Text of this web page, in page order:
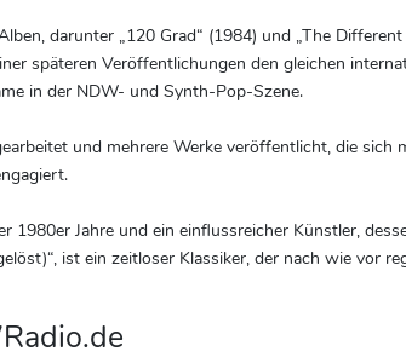
darunter „120 Grad“ (1984) und „The
späteren Veröffentlichungen den gleichen
in der NDW- und Synth-Pop-Szene.
und mehrere Werke veröffentlicht, die
Jahre und ein einflussreicher Künstler,
ist ein zeitloser Klassiker, der nach wie vor